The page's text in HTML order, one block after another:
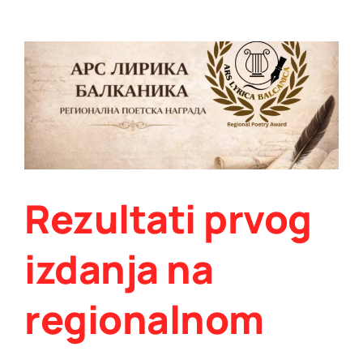
sokake?”
dodijeljeno
počasno
priznanje
Rezultati prvog
izdanja na
regionalnom